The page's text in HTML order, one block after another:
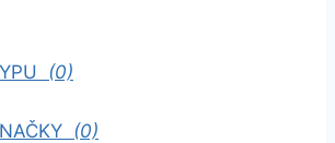
(0)
(0)